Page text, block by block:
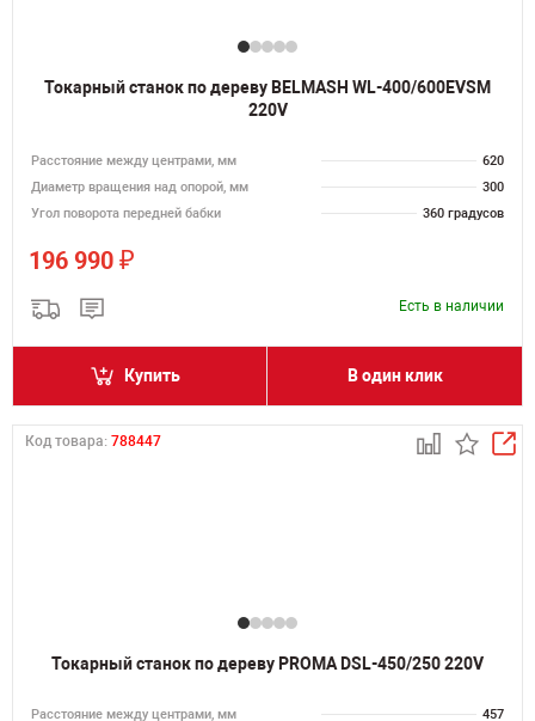
Токарный станок по дереву BELMASH WL-400/600EVSM
220V
Расстояние между центрами, мм
620
Диаметр вращения над опорой, мм
300
Угол поворота передней бабки
360 градусов
196 990 ₽
Есть в наличии
Купить В один клик
Код товара: 788447
Токарный станок по дереву PROMA DSL-450/250 220V
Расстояние между центрами, мм
457